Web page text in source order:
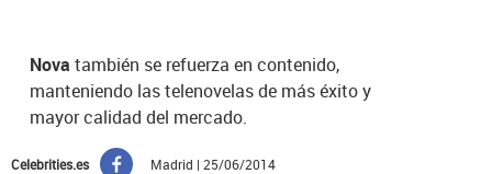
Nova también se refuerza en contenido,
manteniendo las telenovelas de más éxito y
mayor calidad del mercado.
Celebrities.es Madrid | 25/06/2014